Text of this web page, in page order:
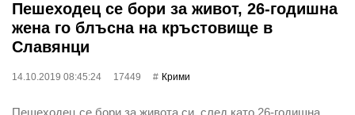
Пешеходец се бори за живот, 26-годишна
жена го блъсна на кръстовище в
Славянци
14.10.2019 08:45:24 17449 Крими
Пешеходец се бори за живота си, след като 26-годишна